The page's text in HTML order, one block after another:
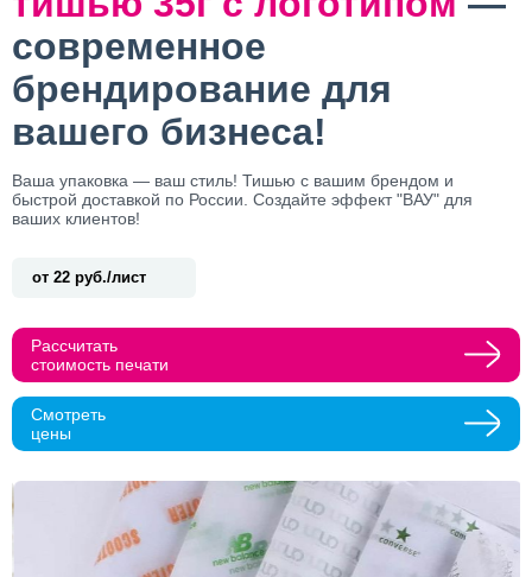
современное
брендирование для
вашего бизнеса!
Ваша упаковка — ваш стиль! Тишью с вашим брендом и
быстрой доставкой по России. Создайте эффект "ВАУ" для
ваших клиентов!
от 22 руб./лист
Рассчитать
стоимость печати
Смотреть
цены
Как с вами связаться?
Нажимая кнопку "Оставить заявку", я даю согласие на
обработку персональных данных и согласие с политикой
Нажимая на кнопку, я даю согласие на получение
информационных и рекламных рассылок
Нажимая на кнопку, я даю согласие на получение
Оставить
заявку